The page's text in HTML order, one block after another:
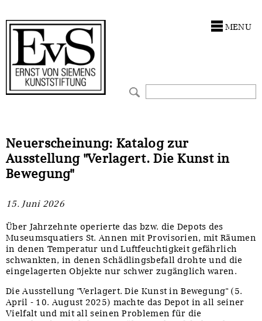
MENU
Neuerscheinung: Katalog zur
Ausstellung "Verlagert. Die Kunst in
Bewegung"
15. Juni 2026
Über Jahrzehnte operierte das bzw. die Depots des
Museumsquatiers St. Annen mit Provisorien, mit Räumen
in denen Temperatur und Luftfeuchtigkeit gefährlich
schwankten, in denen Schädlingsbefall drohte und die
eingelagerten Objekte nur schwer zugänglich waren.
Die Ausstellung "Verlagert. Die Kunst in Bewegung" (5.
April - 10. August 2025) machte das Depot in all seiner
Vielfalt und mit all seinen Problemen für die
Kunstwerke
Restaurierungen
Werkverzeichnisse
Zwischenfinanzierung
Sonstiges
Ankauf
Restaurierungen
Werkverzeichnisse